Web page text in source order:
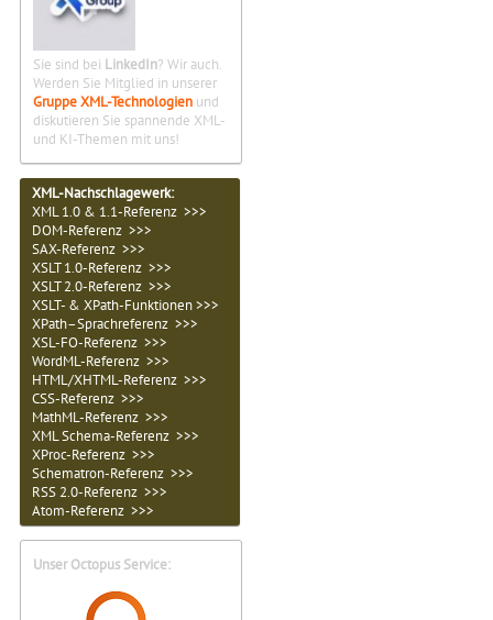
Sie sind bei LinkedIn? Wir auch.
Werden Sie Mitglied in unserer
Gruppe XML-Technologien und
diskutieren Sie spannende XML-
und KI-Themen mit uns!
XML-Nachschlagewerk:
XML 1.0 & 1.1-Referenz >>>
DOM-Referenz >>>
SAX-Referenz >>>
XSLT 1.0-Referenz >>>
XSLT 2.0-Referenz >>>
XSLT- & XPath-Funktionen >>>
XPath–Sprachreferenz >>>
XSL-FO-Referenz >>>
WordML-Referenz >>>
HTML/XHTML-Referenz >>>
CSS-Referenz >>>
MathML-Referenz >>>
XML Schema-Referenz >>>
XProc-Referenz >>>
Schematron-Referenz >>>
RSS 2.0-Referenz >>>
Atom-Referenz >>>
Unser Octopus Service: